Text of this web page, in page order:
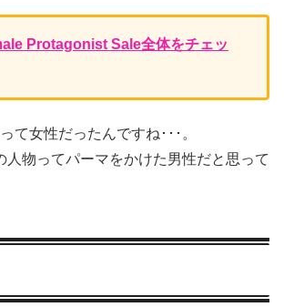
Protagonist Sale全体をチェッ
て女性だったんですね･･･。
人物ってパーマをかけた男性だと思って